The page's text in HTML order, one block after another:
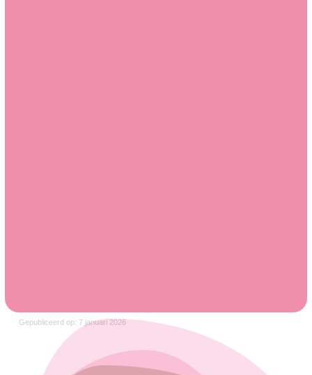
Gepubliceerd op: 7 januari 2026